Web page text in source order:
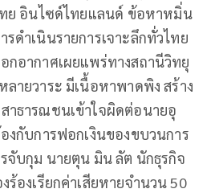
ทย อินไซด์ไทยแลนด์ ข้อหาหมิ่น
รดำเนินรายการเจาะลึกทั่วไทย
อากาศเผยแพร่ทางสถานีวิทยุ
ลายวาระ มีเนื้อหาพาดพิง สร้าง
าธารณชนเข้าใจผิดต่อนายอุ
งกับการฟอกเงินของขบวนการ
จับกุม นายตุน มิน ลัต นักธุรกิจ
ร้องเรียกค่าเสียหายจำนวน 50